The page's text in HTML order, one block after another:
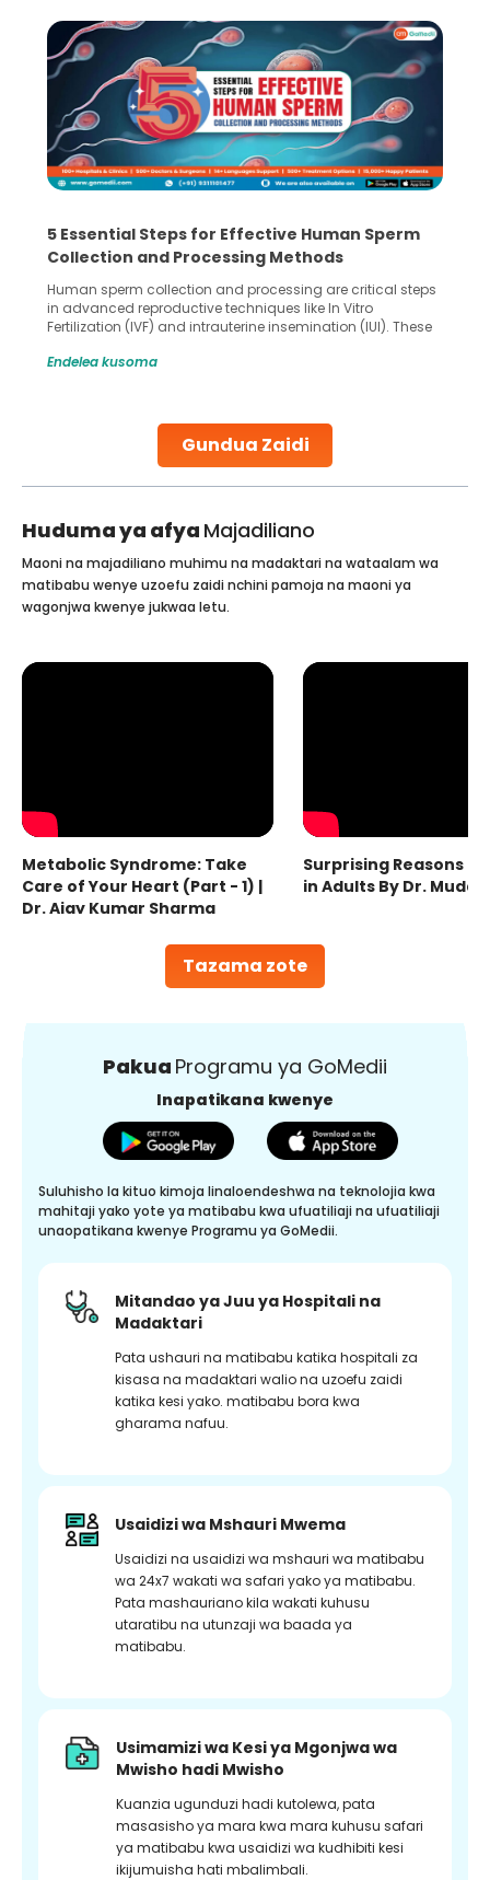
Gundua Zaidi
5 Essential Steps for Effective Human Sperm
Collection and Processing Methods
Human sperm collection and processing are critical steps
in advanced reproductive techniques like In Vitro
Fertilization (IVF) and intrauterine insemination (IUI). These
challenges and help couples achieve their dream of
collected, they process the
Endelea kusoma
Huduma ya afya Majadiliano
Tazama zote
Maoni na majadiliano muhimu na madaktari na wataalam wa
matibabu wenye uzoefu zaidi nchini pamoja na maoni ya
wagonjwa kwenye jukwaa letu.
Metabolic Syndrome: Take
Care of Your Heart (Part - 1) |
Dr. Ajay Kumar Sharma
Surprising Reasons
in Adults By Dr.
Pakua Programu ya GoMedii
Inapatikana kwenye
Suluhisho la kituo kimoja linaloendeshwa na teknolojia kwa
mahitaji yako yote ya matibabu kwa ufuatiliaji na ufuatiliaji
unaopatikana kwenye Programu ya GoMedii.
Mitandao ya Juu ya Hospitali na
Madaktari
Pata ushauri na matibabu katika hospitali za
kisasa na madaktari walio na uzoefu zaidi
katika kesi yako. matibabu bora kwa
gharama nafuu.
Usaidizi wa Mshauri Mwema
Usaidizi na usaidizi wa mshauri wa matibabu
wa 24x7 wakati wa safari yako ya matibabu.
Pata mashauriano kila wakati kuhusu
utaratibu na utunzaji wa baada ya
matibabu.
Usimamizi wa Kesi ya Mgonjwa wa
Mwisho hadi Mwisho
Kuanzia ugunduzi hadi kutolewa, pata
masasisho ya mara kwa mara kuhusu safari
ya matibabu kwa usaidizi wa kudhibiti kesi
ikijumuisha hati mbalimbali.